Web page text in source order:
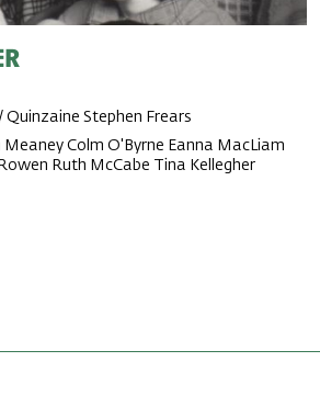
Quinzaine Stephen Frears
Meaney Colm O'Byrne Eanna MacLiam
Ruth McCabe Tina Kellegher